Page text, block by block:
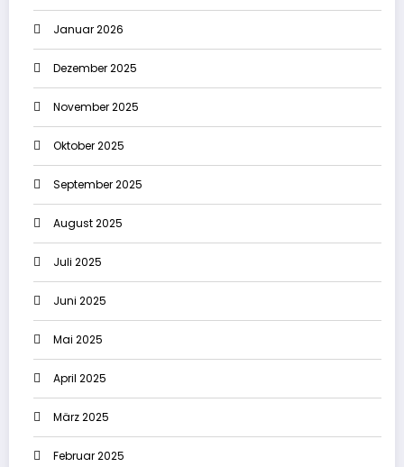
Januar 2026
Dezember 2025
November 2025
Oktober 2025
September 2025
August 2025
Juli 2025
Juni 2025
Mai 2025
April 2025
März 2025
Februar 2025